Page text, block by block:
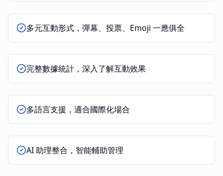
多元互動形式，彈幕、投票、Emoji 一應俱全
完整數據統計，深入了解互動效果
多語言支援，適合國際化場合
AI 助理整合，智能輔助管理